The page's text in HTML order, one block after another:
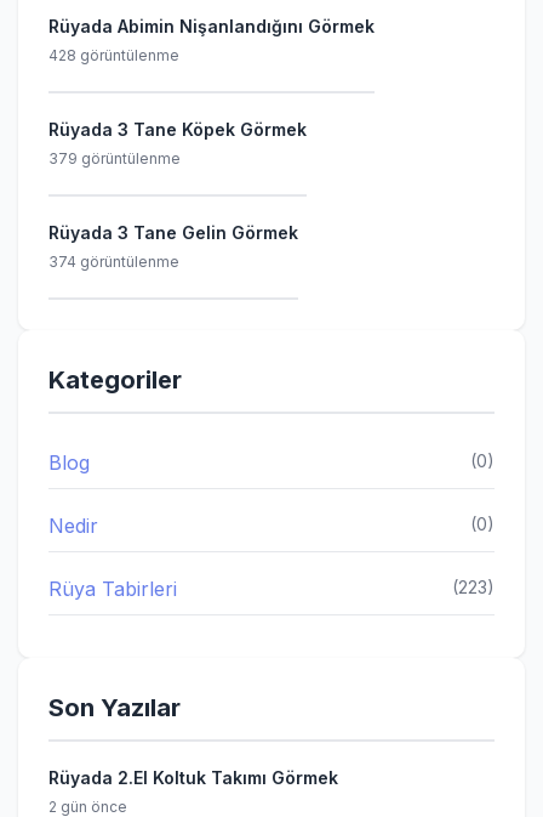
Rüyada Abimin Nişanlandığını Görmek
428 görüntülenme
Rüyada 3 Tane Köpek Görmek
379 görüntülenme
Rüyada 3 Tane Gelin Görmek
374 görüntülenme
Kategoriler
Blog (0)
Nedir (0)
Rüya Tabirleri (223)
Son Yazılar
Rüyada 2.El Koltuk Takımı Görmek
2 gün önce